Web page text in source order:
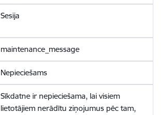
Sesija
maintenance_message
Nepieciešams
Sīkdatne ir nepieciešama, lai visiem
lietotājiem nerādītu ziņojumus pēc tam,